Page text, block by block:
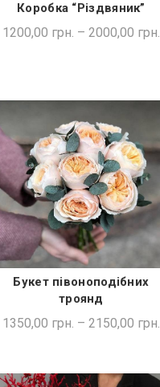
ШВИДКА ПОКУПКА
Коробка “Різдвяник”
1200,00 грн. – 2000,00 грн.
ШВИДКА ПОКУПКА
Букет півоноподібних
троянд
1350,00 грн. – 2150,00 грн.